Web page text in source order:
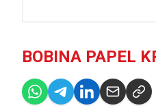
BOBINA PAPEL